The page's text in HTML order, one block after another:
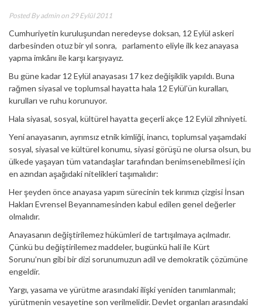
Posted Byadmin on 29 Eylül 2011
Cumhuriyetin kuruluşundan neredeyse doksan, 12 Eylül askeri
darbesinden otuz bir yıl sonra, parlamento eliyle ilk kez anayasa
yapma imkânı ile karşı karşıyayız.
Bu güne kadar 12 Eylül anayasası 17 kez değişiklik yapıldı. Buna
rağmen siyasal ve toplumsal hayatta hala 12 Eylül’ün kuralları,
kurulları ve ruhu korunuyor.
Hala siyasal, sosyal, kültürel hayatta geçerli akçe 12 Eylül zihniyeti.
Yeni anayasanın, ayrımsız etnik kimliği, inancı, toplumsal yaşamdaki
sosyal, siyasal ve kültürel konumu, siyasi görüşü ne olursa olsun, bu
ülkede yaşayan tüm vatandaşlar tarafından benimsenebilmesi için
en azından aşağıdaki nitelikleri taşımalıdır:
Her şeyden önce anayasa yapım sürecinin tek kırımızı çizgisi İnsan
Hakları Evrensel Beyannamesinden kabul edilen genel değerler
olmalıdır.
Anayasanın değiştirilemez hükümleri de tartışılmaya açılmadır.
Çünkü bu değiştirilemez maddeler, bugünkü hali ile Kürt
Sorunu’nun gibi bir dizi sorunumuzun adil ve demokratik çözümüne
engeldir.
Yargı, yasama ve yürütme arasındaki ilişki yeniden tanımlanmalı;
yürütmenin vesayetine son verilmelidir. Devlet organları arasındaki